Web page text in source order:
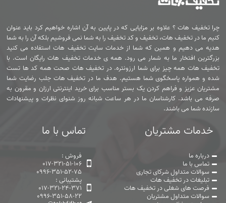
چرا تخفیف هات ؟ علاوه بر مزایایی که در پایین به آن اشاره خواهیم کرد باید عنوان
کنیم ما در تخفیف هات، تخفیف و کد تخفیف را به شما نمی فروشیم بلکه آن را به شما
هدیه می دهیم و همین که شما از خدمات سایت تخفیف هات استفاده می کنید
بزرگترین افتخار ما به شمار می رود. همه ی خدمات تخفیف هات رایگان است. با
تخفیف هات همه چیز برای شما ارزونتره. در تخفیف هات صحت همه کد ها تست
شده و همواره پاسخگوی شما هستیم. هدف ما در تخفیف هات جلب رضایت شما
مشتریان عزیز و فراهم کردن یک بستر مناسب برای خرید اینترنتی ارزان و مقرون به
صرفه می باشد. کارشناسان ما در هر ساعت شبانه روز شنوای نظرات و پیشنهادات
سازنده شما می باشند.
خدمات مشتریان
درباره ما
تماس با ما
سوالات متداول شرکای تجاری
تبلیغات در تخفیف هات
فرصت های شغلی در تخفیف هات
سوالات متداول مشتریان
تماس با ما
فروش :
017-321-51-106
0996-351-52-75
پشتیبانی :
017-321-24-371
0996-351-58-22